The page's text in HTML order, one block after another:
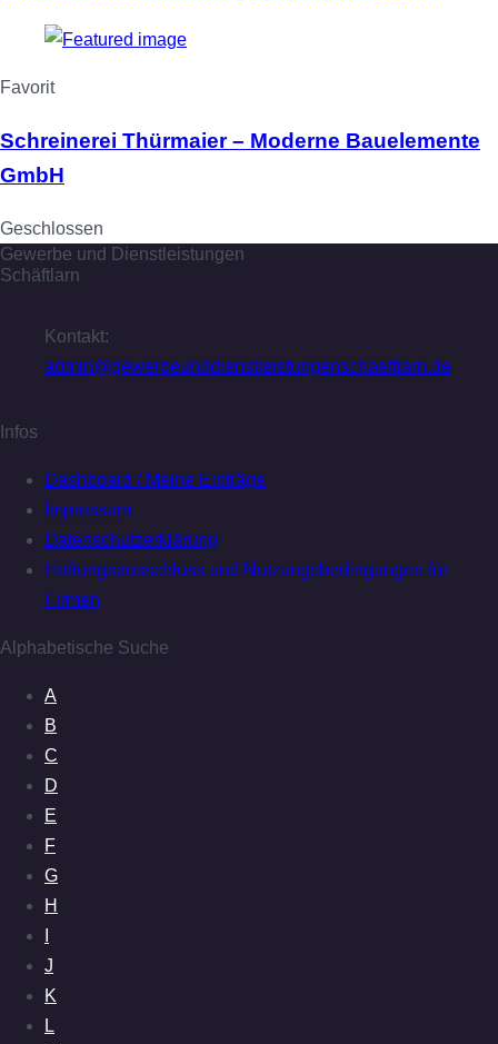
Favorit
Schreinerei Thürmaier – Moderne Bauelemente
GmbH
Geschlossen
Gewerbe und Dienstleistungen
Schäftlarn
Kontakt:
admin@gewerbeunddienstleistungenschaeftlarn.de
Infos
Dashboard / Meine Einträge
Impressum
Datenschutzerklärung
Haftungsausschluss und Nutzungsbedingungen für
Firmen
Alphabetische Suche
A
B
C
D
E
F
G
H
J
K
L